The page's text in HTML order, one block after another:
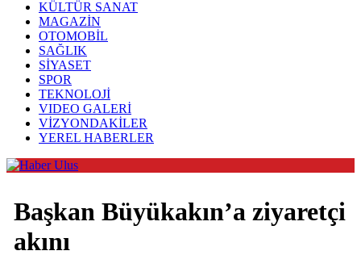
KÜLTÜR SANAT
MAGAZİN
OTOMOBİL
SAĞLIK
SİYASET
SPOR
TEKNOLOJİ
VIDEO GALERİ
VİZYONDAKİLER
YEREL HABERLER
Başkan Büyükakın’a ziyaretçi
akını